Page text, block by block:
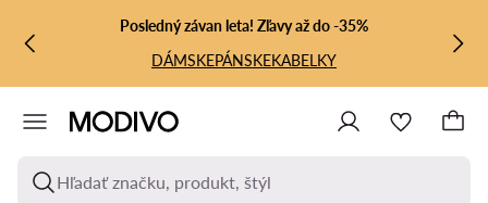
PREJSŤ NA HLAVNÝ OBSAH
PREJSŤ NA VYHĽADÁVANIE
Posledný závan leta! Zľavy až do -35%
DÁMSKEPÁNSKEKABELKY
Hľadať značku, produkt, štýl